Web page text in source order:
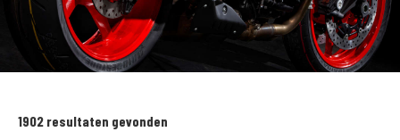
1902 resultaten gevonden